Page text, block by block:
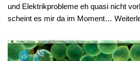
und Elektrikprobleme eh quasi nicht
scheint es mir da im Moment…